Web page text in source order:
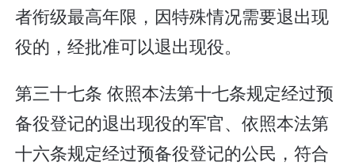
者衔级最高年限，因特殊情况需要退出现
役的，经批准可以退出现役。
第三十七条 依照本法第十七条规定经过预
备役登记的退出现役的军官、依照本法第
十六条规定经过预备役登记的公民，符合